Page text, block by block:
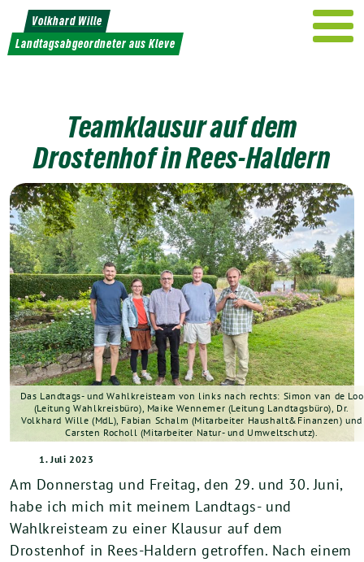
Weiter
zum
Inhalt
Volkhard Wille
Landtagsabgeordneter aus Kleve
Teamklausur auf dem
Drostenhof in Rees-Haldern
Das Landtags- und Wahlkreisteam von links nach rechts: Simon van de Loo
(Leitung Wahlkreisbüro), Maike Wennemer (Leitung Landtagsbüro), Dr.
Volkhard Wille (MdL), Fabian Schalm (Mitarbeiter Haushalt&Finanzen) und
Carsten Rocholl (Mitarbeiter Natur- und Umweltschutz).
1. Juli 2023
Am Donnerstag und Freitag, den 29. und 30. Juni,
habe ich mich mit meinem Landtags- und
Wahlkreisteam zu einer Klausur auf dem
Drostenhof in Rees-Haldern getroffen. Nach einem